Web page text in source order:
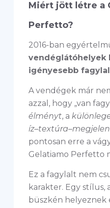
Miért jött létre a
Perfetto?
2016-ban
vendéglátóhelyek
igényesebb
A vendégek már
azzal, hogy „van
élményt, a
pontosan erre a
Gelatiamo Perfetto
Ez a fagylalt nem
karakter. Egy stílus,
büszkén helyeznek